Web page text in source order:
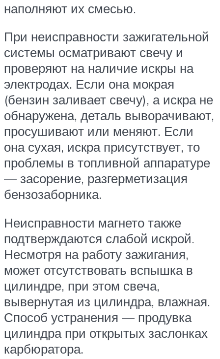
наполняют их смесью.
При неисправности зажигательной
системы осматривают свечу и
проверяют на наличие искры на
электродах. Если она мокрая
(бензин заливает свечу), а искра не
обнаружена, деталь выворачивают,
просушивают или меняют. Если
она сухая, искра присутствует, то
проблемы в топливной аппаратуре
— засорение, разгерметизация
бензозаборника.
Неисправности магнето также
подтверждаются слабой искрой.
Несмотря на работу зажигания,
может отсутствовать вспышка в
цилиндре, при этом свеча,
вывернутая из цилиндра, влажная.
Способ устранения — продувка
цилиндра при открытых заслонках
карбюратора.